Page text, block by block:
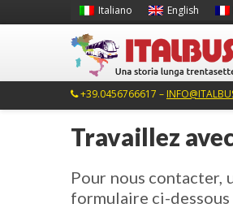
Italiano English
+39.0456766617 –
Travaillez
Pour nous contacter,
formulaire ci-dessous